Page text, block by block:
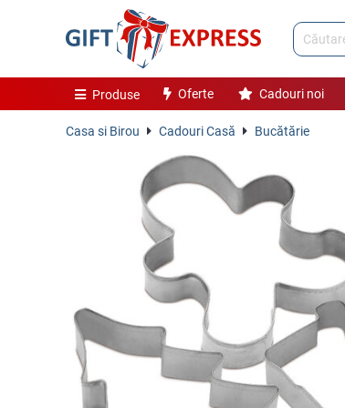
Produse Oferte Cadouri noi
Casa si Birou Cadouri Casă Bucătărie